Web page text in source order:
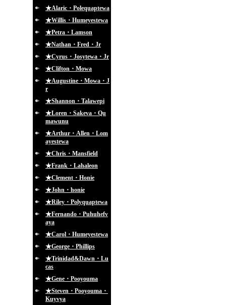
★Alaric・Polequaptewa
★Willis・Humeyestewa
★Petra・Lamson
★Nathan・Fred・Jr
★Cyrus・Josytewa・Jr
★Clifton・Mowa
★Augustine・Mowa・J
r
★Shannon・Talawepi
★Loren・Sakeva・Qu
mawunu
★Arthur・Allen・Lom
ayestewa
★Chris・Mansfield
★Frank・Lahaleon
★Clement・Honie
★John・honie
★Riley・Polyquaptewa
★Fernando・Puhuhefv
aya
★Carol・Humeyestewa
★George・Phillips
★Trinidad&Dawn・Lu
cas
★Gene・Pooyouma
★Steven・Pooyouma・
Kuyvya